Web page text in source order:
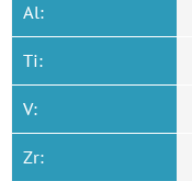
Al:
Ti:
V:
Zr: